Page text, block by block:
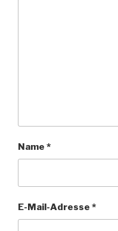
Name *
E-Mail-Adresse *